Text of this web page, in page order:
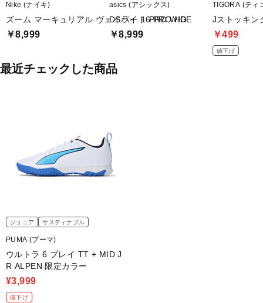
Nike (ナイキ)
ズーム マーキュリアル ヴェイパー 16 PRO HG
￥8,999
asics (アシックス)
DSライト PRO WIDE
￥8,999
TIGORA (ティ
Jストッキン
￥499
値下げ
最近チェックした商品
ジュニア サスティナブル
PUMA (プーマ)
ウルトラ 6 プレイ TT + MID J
R ALPEN 限定カラー
¥3,999
値下げ